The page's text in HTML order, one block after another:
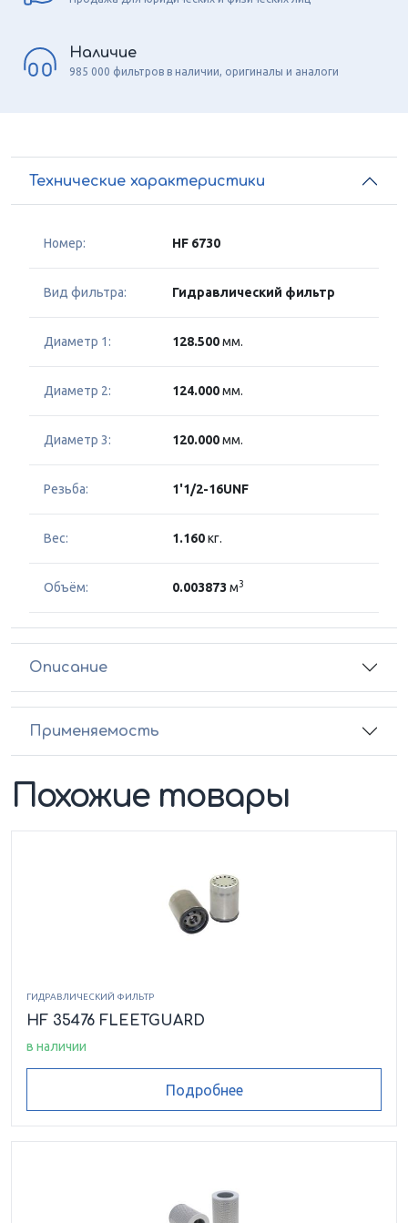
Наличие
985 000 фильтров в наличии, оригиналы и аналоги
Технические характеристики
Номер: HF 6730
Вид фильтра: Гидравлический фильтр
Диаметр 1: 128.500мм.
Диаметр 2: 124.000мм.
Диаметр 3: 120.000мм.
Резьба: 1'1/2-16UNF
Вес: 1.160кг.
Объём: 0.003873 м3
Описание
Применяемость
Похожие товары
ГИДРАВЛИЧЕСКИЙ ФИЛЬТР
HF 35476 FLEETGUARD
в наличии
Подробнее